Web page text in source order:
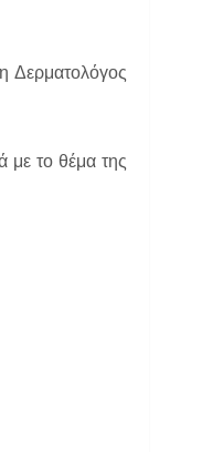
Δερματολόγος
με το θέμα της